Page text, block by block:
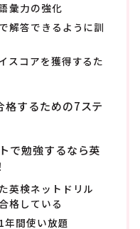
資格取得
格の勉強法、読者の
望となる記事を執筆し
会話スクールの記事
ムより、よろしくお
彙力の強化
解答できるように訓
スコアを獲得するた
格するための7ステ
で勉強するなら英
英検ネットドリル
格している
年間使い放題